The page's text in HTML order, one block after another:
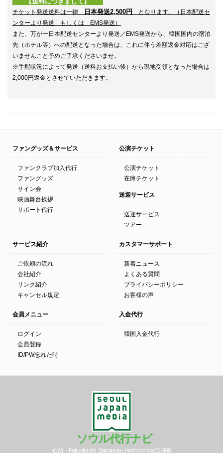
チケット発送送料は一律 日本発送2,500円
となります。（日本配送セ
ンターより発送 もしくは EMS発送）
また、万が一日本配送センターより発送／EMS発送から、韓国国内の宿泊
先（ホテル等）への配送となった場合は、これに伴う差額返金対応はござ
いませんこと予めご了承くださいませ。
※手配状況によって発送（送料お支払い後）から現地受領となった場合は
2,000円返金とさせていただきます。
ファングッズ＆サービス
ファンクラブ加入代行
ファングッズ
サイン会
映画舞台挨拶
サポート代行
公演チケット
公演チケット
在庫チケット
送迎サービス
送迎サービス
ツアー
サービス紹介
ご依頼の流れ
会社紹介
リンク紹介
キャンセル規定
カスタマーサポート
新着ニュース
よくある質問
プライバシーポリシー
お客様の声
会員メニュー
ログイン
会員登録
ID/PW忘れた時
入金代行
韓国入金代行
ソウル代行ナビ
住所：Fukuoka-shi ,Sawara-ku ,Hoshinohara 52-308